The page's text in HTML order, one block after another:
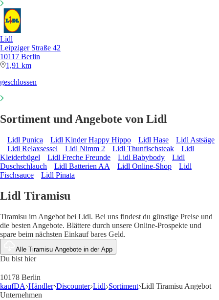
Lidl
Leipziger Straße 42
10117 Berlin
1,91 km
geschlossen
Sortiment und Angebote von Lidl
Lidl Punica Lidl Kinder Happy Hippo Lidl Hase
Lidl Astsäge
Lidl Relaxsessel
Lidl Nimm 2 Lidl Thunfischsteak
Lidl
Kleiderbügel
Lidl Freche Freunde Lidl Babybody
Lidl
Duschschlauch
Lidl Batterien AA Lidl Online-Shop
Lidl
Fischsauce
Lidl Pinata
Lidl Tiramisu
Tiramisu im Angebot bei Lidl. Bei uns findest du günstige Preise und
die besten Angebote. Blättere durch unsere Online-Prospekte und
spare beim nächsten Einkauf bares Geld.
Alle Tiramisu Angebote in der App
Du bist hier
10178 Berlin
kaufDA Händler Discounter Lidl Sortiment Lidl Tiramisu Angebot
Unternehmen